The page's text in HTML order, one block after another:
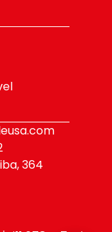
364